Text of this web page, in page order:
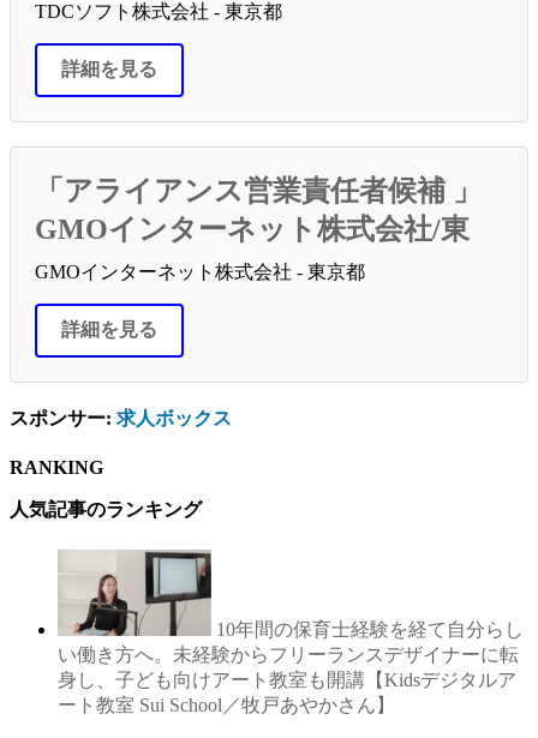
TDCソフト株式会社 - 東京都
詳細を見る
「アライアンス営業責任者候補 」
GMOインターネット株式会社/東
GMOインターネット株式会社 - 東京都
詳細を見る
スポンサー: 求人ボックス
RANKING
人気記事のランキング
10年間の保育士経験を経て自分らし
い働き方へ。未経験からフリーランスデザイナーに転
身し、子ども向けアート教室も開講【Kidsデジタルア
ート教室 Sui School／牧戸あやかさん】